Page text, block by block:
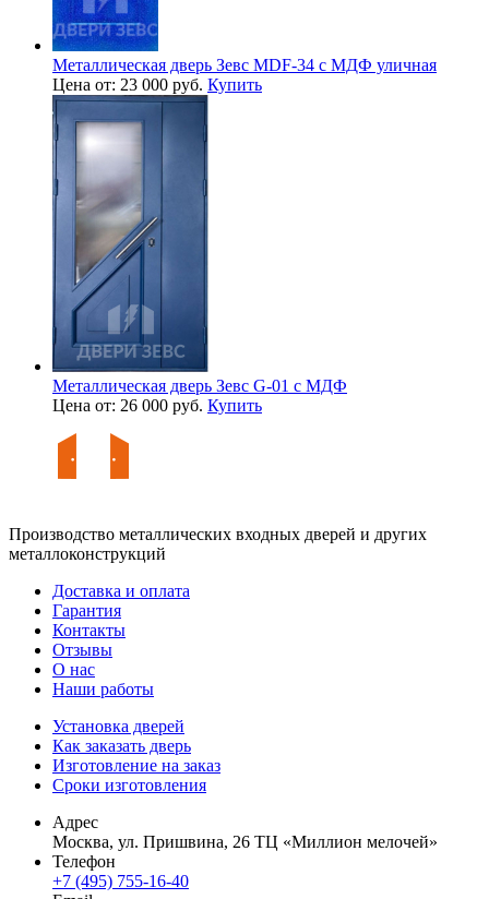
Металлическая дверь Зевс MDF-34 с МДФ уличная
Цена от: 23 000 руб. Купить
Металлическая дверь Зевс G-01 с МДФ
Цена от: 26 000 руб. Купить
Производство металлических входных дверей и других
металлоконструкций
Доставка и оплата
Гарантия
Контакты
Отзывы
О нас
Наши работы
Установка дверей
Как заказать дверь
Изготовление на заказ
Сроки изготовления
Адрес
Москва, ул. Пришвина, 26 ТЦ «Миллион мелочей»
Телефон
+7 (495) 755-16-40